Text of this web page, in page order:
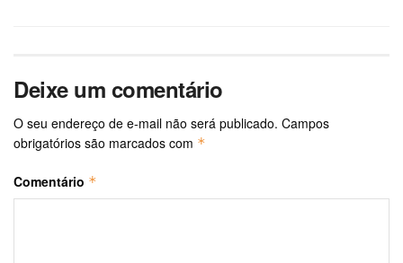
Deixe um comentário
O seu endereço de e-mail não será publicado. Campos
obrigatórios são marcados com *
Comentário *